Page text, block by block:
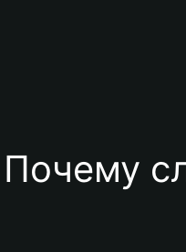
Почему